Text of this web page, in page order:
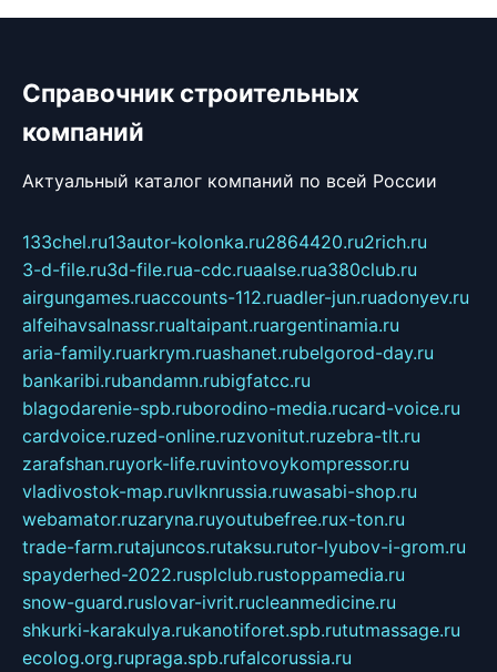
Справочник строительных
компаний
Актуальный каталог компаний по всей России
133chel.ru13autor-kolonka.ru2864420.ru2rich.ru
3-d-file.ru3d-file.rua-cdc.ruaalse.rua380club.ru
airgungames.ruaccounts-112.ruadler-jun.ruadonyev.ru
alfeihavsalnassr.rualtaipant.ruargentinamia.ru
aria-family.ruarkrym.ruashanet.rubelgorod-day.ru
bankaribi.rubandamn.rubigfatcc.ru
blagodarenie-spb.ruborodino-media.rucard-voice.ru
cardvoice.ruzed-online.ruzvonitut.ruzebra-tlt.ru
zarafshan.ruyork-life.ruvintovoykompressor.ru
vladivostok-map.ruvlknrussia.ruwasabi-shop.ru
webamator.ruzaryna.ruyoutubefree.rux-ton.ru
trade-farm.rutajuncos.rutaksu.rutor-lyubov-i-grom.ru
spayderhed-2022.rusplclub.rustoppamedia.ru
snow-guard.ruslovar-ivrit.rucleanmedicine.ru
shkurki-karakulya.rukanotiforet.spb.rututmassage.ru
ecolog.org.rupraga.spb.rufalcorussia.ru